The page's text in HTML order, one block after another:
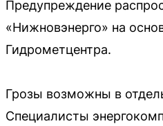
Предупреждение
«Нижновэнерго» на
Гидрометцентра.
Грозы возможны в
Специалисты